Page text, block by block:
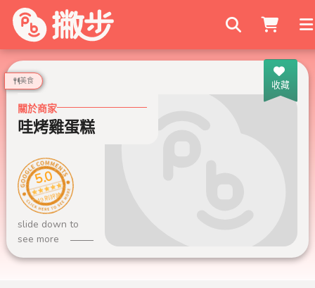
搜尋商家
收藏
美食
關於商家
哇烤雞蛋糕
5.0
49 則評論
slide down to
see more